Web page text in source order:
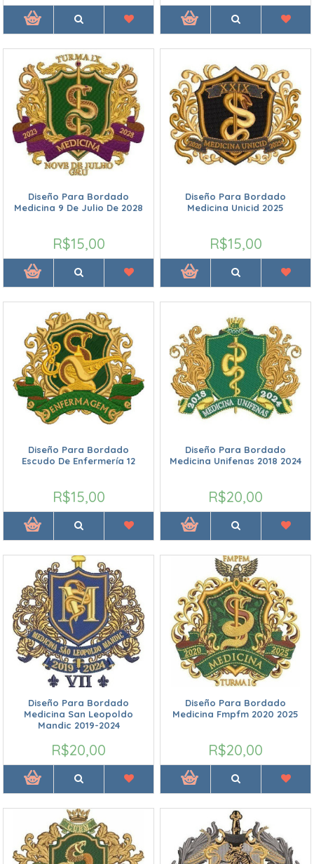
Diseño Para Bordado
Medicina 9 De Julio De 2028
R$15,00
Diseño Para Bordado
Medicina Unicid 2025
R$15,00
Diseño Para Bordado
Escudo De Enfermería 12
R$15,00
Diseño Para Bordado
Medicina Unifenas 2018 2024
R$20,00
Diseño Para Bordado
Medicina San Leopoldo
Mandic 2019-2024
R$20,00
Diseño Para Bordado
Medicina Fmpfm 2020 2025
R$20,00